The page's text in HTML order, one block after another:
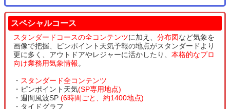
スペシャルコース
スタンダードコースの全コンテンツに加え、 分布図など気象を
画像で把握、ピンポイント天気予報の地点がスタンダードより
更に多く、アウトドアやレジャーに活かしたり、 本格的なプロ
向け業務用気象情報。
・ スタンダード全コンテンツ
・ピンポイント天気(SP専用地点)
・週間風波SP (6時間ごと、約1400地点)
・タイドグラフ